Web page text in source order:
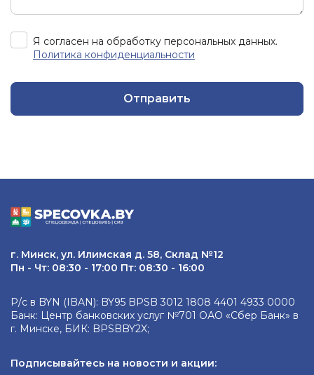
Я согласен на обработку персональных данных.
Политика конфиденциальности
Отправить
г. Минск, ул. Илимская д. 58, Склад №12
Пн - Чт: 08:30 - 17:00 Пт: 08:30 - 16:00
Р/с в BYN (IBAN): BY95 BPSB 3012 1808 4401 4933 0000
Банк: Центр банковских услуг №701 ОАО «Сбер Банк» в
г. Минске, БИК: BPSBBY2X;
Подписывайтесь на новости и акции: